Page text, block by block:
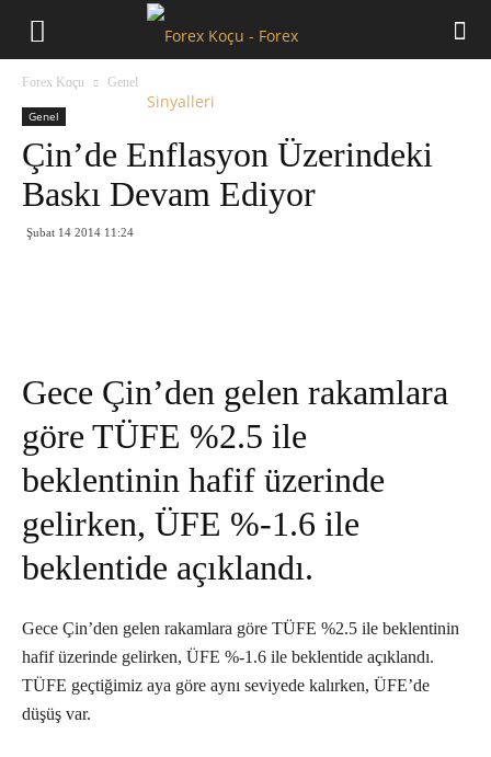
Forex Koçu Genel
Genel
Çin’de Enflasyon Üzerindeki
Baskı Devam Ediyor
Şubat 14 2014 11:24
Gece Çin’den gelen rakamlara
göre TÜFE %2.5 ile
beklentinin hafif üzerinde
gelirken, ÜFE %-1.6 ile
beklentide açıklandı.
Gece Çin’den gelen rakamlara göre TÜFE %2.5 ile beklentinin
hafif üzerinde gelirken, ÜFE %-1.6 ile beklentide açıklandı.
TÜFE geçtiğimiz aya göre aynı seviyede kalırken, ÜFE’de
düşüş var.